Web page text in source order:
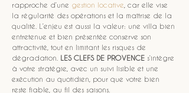
rapproche d’une gestion locative , car elle vise
la régularité des opérations et la maîtrise de la
qualité. L’enjeu est aussi la valeur: une villa bien
entretenue et bien présentée conserve son
attractivité, tout en limitant les risques de
dégradation. LES CLEFS DE PROVENCE s’intègre
à votre stratégie, avec un suivi lisible et une
exécution au quotidien, pour que votre bien
reste fiable, au fil des saisons.